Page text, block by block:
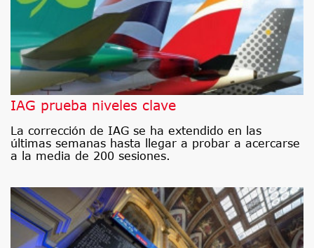
IAG prueba niveles clave
La corrección de IAG se ha extendido en las
últimas semanas hasta llegar a probar a acercarse
a la media de 200 sesiones.